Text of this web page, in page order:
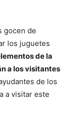
gocen de
los juguetes
de la
a los visitantes
de los
a visitar este